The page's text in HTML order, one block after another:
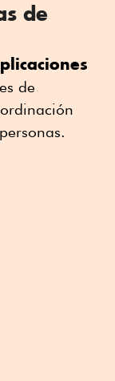
de
de